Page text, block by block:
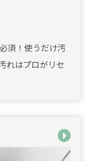
須！使うだけ汚
れはプロがリセ